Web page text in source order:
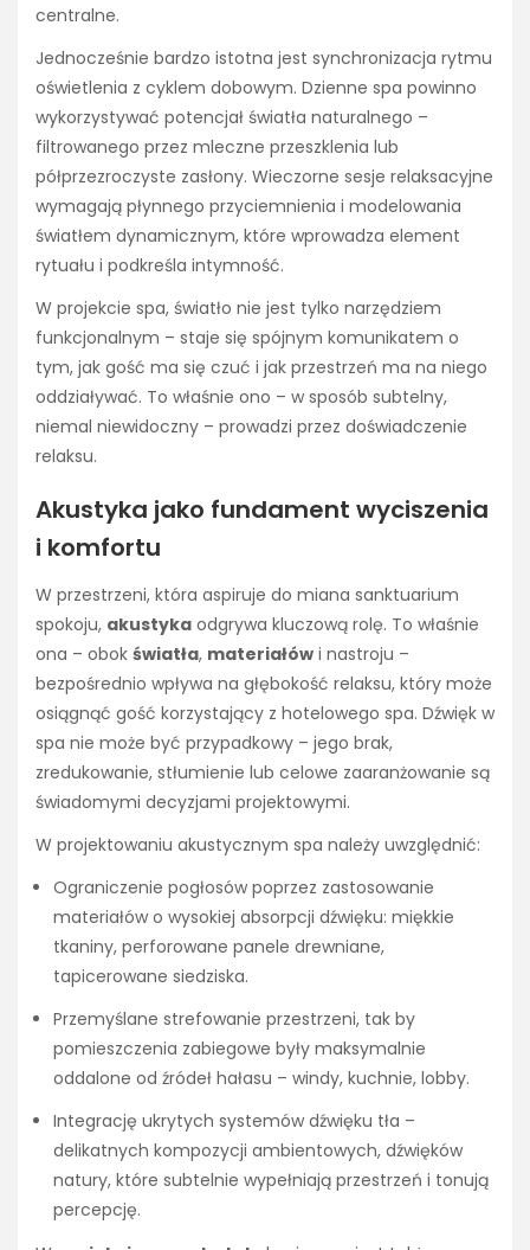
centralne.
Jednocześnie bardzo istotna jest synchronizacja rytmu
oświetlenia z cyklem dobowym. Dzienne spa powinno
wykorzystywać potencjał światła naturalnego –
filtrowanego przez mleczne przeszklenia lub
półprzezroczyste zasłony. Wieczorne sesje relaksacyjne
wymagają płynnego przyciemnienia i modelowania
światłem dynamicznym, które wprowadza element
rytuału i podkreśla intymność.
W projekcie spa, światło nie jest tylko narzędziem
funkcjonalnym – staje się spójnym komunikatem o
tym, jak gość ma się czuć i jak przestrzeń ma na niego
oddziaływać. To właśnie ono – w sposób subtelny,
niemal niewidoczny – prowadzi przez doświadczenie
relaksu.
Akustyka jako fundament wyciszenia
i komfortu
W przestrzeni, która aspiruje do miana sanktuarium
spokoju, akustyka odgrywa kluczową rolę. To właśnie
ona – obok światła, materiałów i nastroju –
bezpośrednio wpływa na głębokość relaksu, który może
osiągnąć gość korzystający z hotelowego spa. Dźwięk w
spa nie może być przypadkowy – jego brak,
zredukowanie, stłumienie lub celowe zaaranżowanie są
świadomymi decyzjami projektowymi.
W projektowaniu akustycznym spa należy uwzględnić:
Ograniczenie pogłosów poprzez zastosowanie
materiałów o wysokiej absorpcji dźwięku: miękkie
tkaniny, perforowane panele drewniane,
tapicerowane siedziska.
Przemyślane strefowanie przestrzeni, tak by
pomieszczenia zabiegowe były maksymalnie
oddalone od źródeł hałasu – windy, kuchnie, lobby.
Integrację ukrytych systemów dźwięku tła –
delikatnych kompozycji ambientowych, dźwięków
natury, które subtelnie wypełniają przestrzeń i tonują
percepcję.